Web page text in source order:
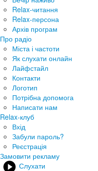
Relax-читання
Relax-персона
Архів програм
Про радіо
Міста і частоти
Як слухати онлайн
Лайфстайл
Контакти
Логотип
Потрібна допомога
Написати нам
Relax-клуб
Вхід
Забули пароль?
Реєстрація
Замовити рекламу
Слухати